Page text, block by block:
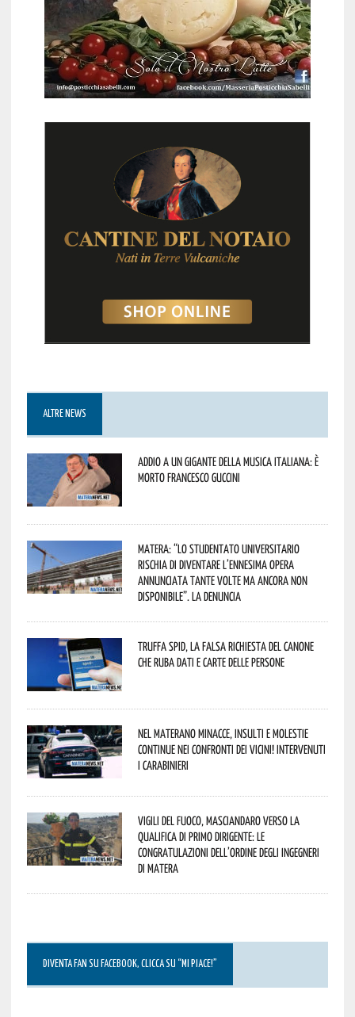
ALTRE NEWS
Addio a un gigante della musica italiana: è
morto Francesco Guccini
Matera: “Lo studentato universitario
rischia di diventare l’ennesima opera
annunciata tante volte ma ancora non
disponibile”. La denuncia
Truffa Spid, la falsa richiesta del canone
che ruba dati e carte delle persone
Nel materano minacce, insulti e molestie
continue nei confronti dei vicini! Intervenuti
i Carabinieri
Vigili del Fuoco, Masciandaro verso la
qualifica di Primo Dirigente: le
congratulazioni dell’Ordine degli Ingegneri
di Matera
DIVENTA FAN SU FACEBOOK, CLICCA SU “MI PIACE!”